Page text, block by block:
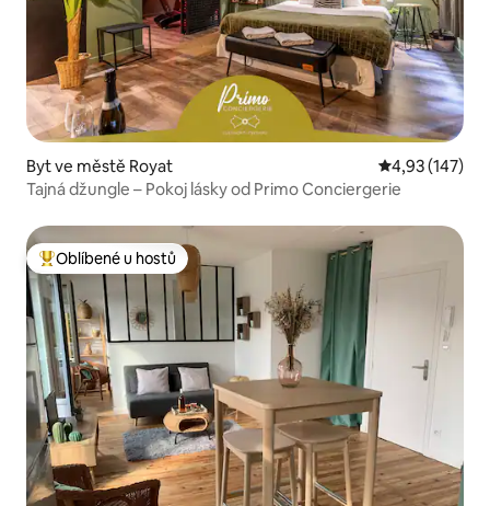
Byt ve městě Royat Průměrné
4,93 (147)
Tajná džungle – Pokoj lásky od Primo Conciergerie
Nejlepší v kategorii Oblíbené u hostů
Oblíbené u hostů